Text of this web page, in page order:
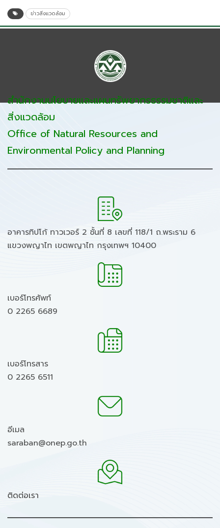
ข่าวสิ่งแวดล้อม
สำนักงานนโยบายและแผนทรัพยากรธรรมชาติและ
สิ่งแวดล้อม
Office of Natural Resources and
Environmental Policy and Planning
อาคารทิปโก้ ทาวเวอร์ 2 ชั้นที่ 8 เลขที่ 118/1 ถ.พระราม 6
แขวงพญาไท เขตพญาไท กรุงเทพฯ 10400
เบอร์โทรศัพท์
0 2265 6689
เบอร์โทรสาร
0 2265 6511
อีเมล
saraban@onep.go.th
ติดต่อเรา